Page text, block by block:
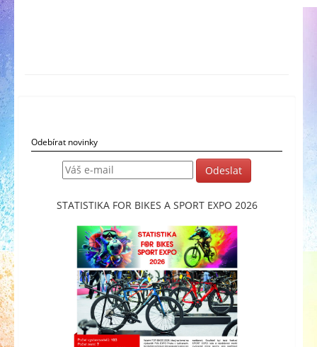
Odebírat novinky
STATISTIKA FOR BIKES A SPORT EXPO 2026